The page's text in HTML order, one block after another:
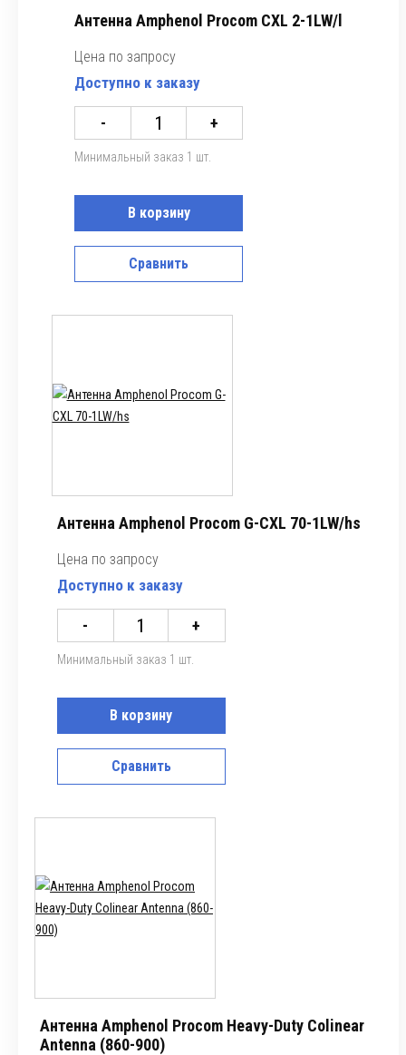
Антенна Amphenol Procom CXL 2-1LW/l
Цена по запросу
Доступно к заказу
- +
Минимальный заказ 1 шт.
В корзину
Сравнить
Антенна Amphenol Procom G-CXL 70-1LW/hs
Цена по запросу
Доступно к заказу
- +
Минимальный заказ 1 шт.
В корзину
Сравнить
Антенна Amphenol Procom Heavy-Duty Colinear
Antenna (860-900)